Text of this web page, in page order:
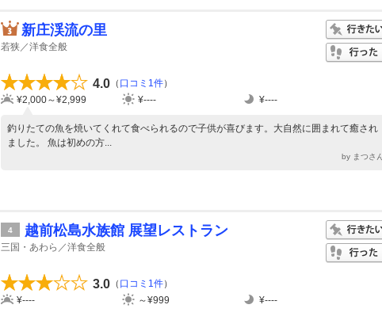
新庄渓流の里
若狭／洋食全般
4.0 （ 口コミ1件）
¥2,000～¥2,999
¥---- ¥----
釣りたての魚を焼いてくれて食べられるので子供が喜びます。大自然に囲まれて癒され
ました。 魚は初めの方...
by まつさん
4 越前松島水族館 展望レストラン
三国・あわら／洋食全般
3.0 （ 口コミ1件）
¥----
～¥999 ¥----